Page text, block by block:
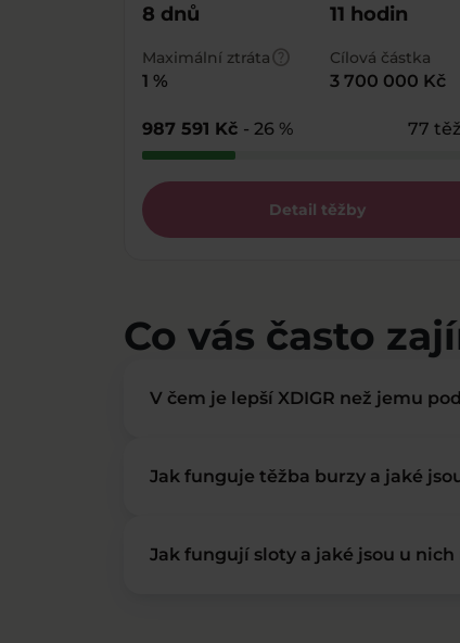
8 dnů 11 hodin
Maximální ztrátahelp
1 %
Cílová částka
3 700 000 Kč
987 591 Kč - 26 % 77
Detail těžby
Co vás často
V čem je lepší XDIGR než jemu
Jak funguje těžba burzy a jaké
Jak fungují sloty a jaké jsou u nich